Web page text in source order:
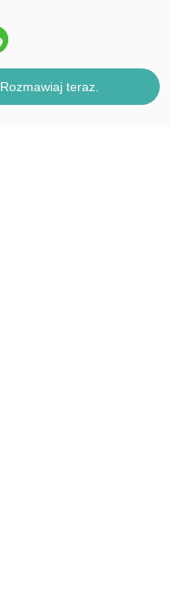
Rozmawiaj teraz.